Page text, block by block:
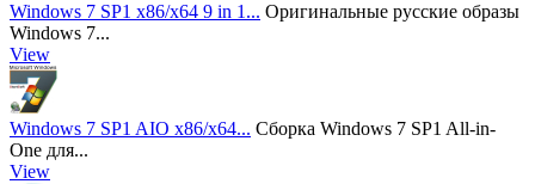
Windows 7 SP1 x86/x64 9 in 1... Оригинальные русские образы
Windows 7...
View
Windows 7 SP1 AIO x86/x64... Сборка Windows 7 SP1 All-in-
One для...
View